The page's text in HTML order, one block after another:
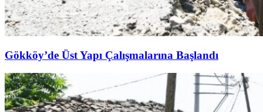
Gökköy’de Üst Yapı Çalışmalarına Başlandı